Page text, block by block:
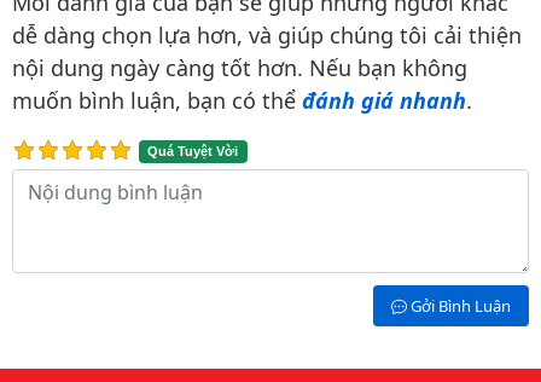
dễ dàng chọn lựa hơn, và giúp chúng tôi cải thiện
nội dung ngày càng tốt hơn. Nếu bạn không
muốn bình luận, bạn có thể đánh giá nhanh.
Quá Tuyệt Vời
Nội dung bình luận
Gởi Bình Luận